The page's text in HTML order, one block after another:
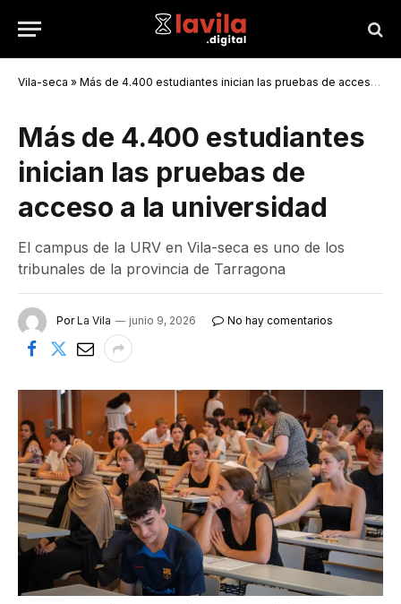
Vila-seca » Más de 4.400 estudiantes inician las pruebas de acceso a la universidad
Más de 4.400 estudiantes
inician las pruebas de
acceso a la universidad
El campus de la URV en Vila-seca es uno de los
tribunales de la provincia de Tarragona
Por La Vila junio 9, 2026 No hay comentarios